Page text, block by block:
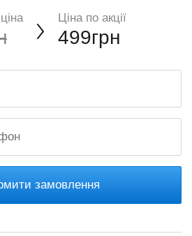
Ціна по акції
499грн
замовлення